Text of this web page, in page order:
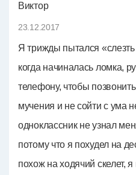
Виктор
23.12.2017
Я трижды пытался
когда начиналась ломка,
телефону, чтобы
мучения и не сойти с ума
одноклассник не узнал
потому что я похудел на
похож на ходячий скелет,